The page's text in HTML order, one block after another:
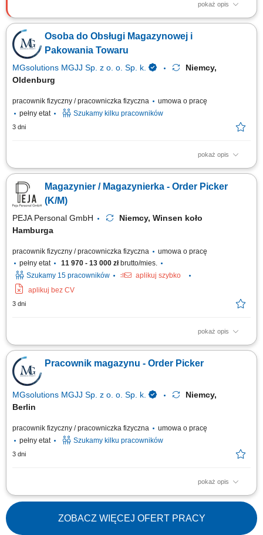
pokaż opis
Zadania: Wsparcie procesów produkcyjnych poprzez prace pomocnicze i
fizyczne; Obsługa prostych maszyn produkcyjnych; Pakowanie i
układanie gotowych wyrobów; Kontrola jakości produktów;
Kompletowanie i przygotowanie zamówień; Wykonywanie różnych zadań
pomocniczych na terenie zakładu;
Osoba do Obsługi Magazynowej i
Pakowania Towaru
MGsolutions MGJJ Sp. z o. o. Sp. k.
Niemcy,
Oldenburg
pracownik fizyczny / pracowniczka fizyczna
umowa o pracę
pełny etat
Szukamy kilku pracowników
3 dni
pokaż opis
Opis stanowiska Proste prace manualne polegające na sortowaniu,
prawidłowe układanie produktów na półkach magazynowych zgodnie z
instrukcjami. Dbanie o ogólny porządek na stanowisku pracy oraz
realizacja bieżących zadań pomocniczych.
Magazynier / Magazynierka - Order Picker
(K/M)
PEJA Personal GmbH
Niemcy, Winsen koło
Hamburga
pracownik fizyczny / pracowniczka fizyczna
umowa o pracę
pełny etat
11 970 - 13 000 złbrutto/mies.
Szukamy 15 pracowników
aplikuj szybko
aplikuj bez CV
3 dni
pokaż opis
Zadania: Manualne zbieranie artykułów i tworzenie zestawów
wysyłkowych zgodnie z dokumentacją zamówienia. Kondycjonowanie
produktów, układanie ich w kartonach oraz przygotowywanie do
ostatecznego transportu. Wprowadzanie danych produktowych za
pomocą terminali ręcznych i skanerów...
Pracownik magazynu - Order Picker
MGsolutions MGJJ Sp. z o. o. Sp. k.
Niemcy,
Berlin
pracownik fizyczny / pracowniczka fizyczna
umowa o pracę
pełny etat
Szukamy kilku pracowników
3 dni
pokaż opis
Opis stanowiska Realizacja / kompletowanie zamówień (możliwość pracy
na systemie w języku polskim!) Proste prace magazynowe - pakowanie /
układanie produktów; Dodatkowe proste prace w obrębie nowoczesnego
ZOBACZ WIĘCEJ OFERT PRACY